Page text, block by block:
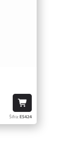
Šifra:ES424